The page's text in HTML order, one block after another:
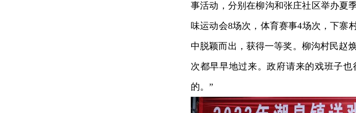
事活动，分别在柳沟和张庄社区举办夏
味运动会8场次，体育赛事4场次，下寨
中脱颖而出，获得一等奖。柳沟村民赵
次都早早地过来。政府请来的戏班子
的。”